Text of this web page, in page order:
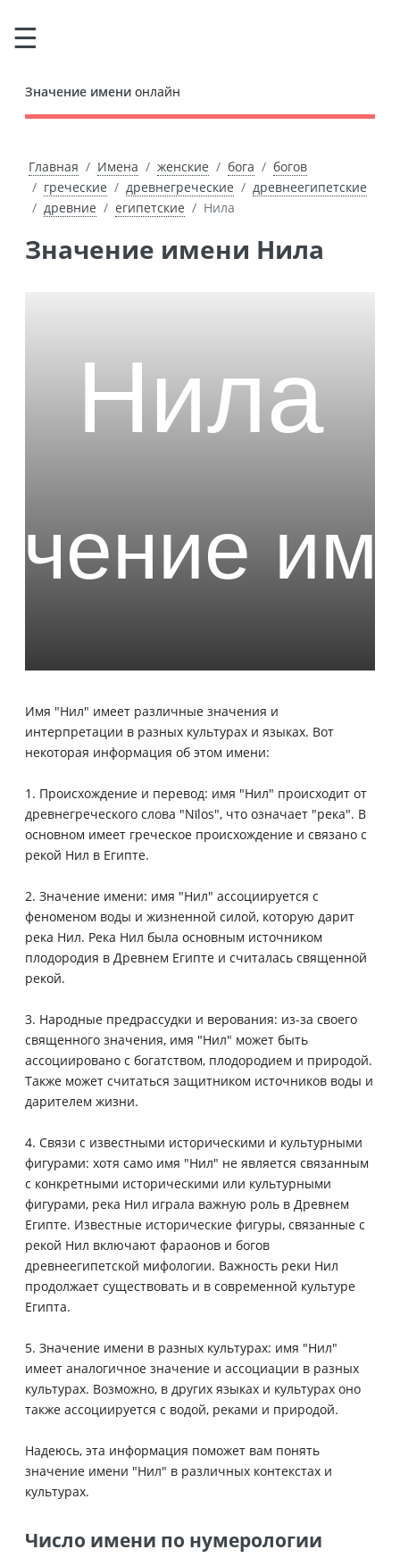
Значение имени онлайн
Главная Имена женские бога
богов
греческие
древнегреческие
древнеегипетские
древние
египетские Нила
Значение имени Нила
Имя "Нил" имеет различные значения и
интерпретации в разных культурах и языках. Вот
некоторая информация об этом имени:
1. Происхождение и перевод: имя "Нил" происходит от
древнегреческого слова "Nῑlos", что означает "река". В
основном имеет греческое происхождение и связано с
рекой Нил в Египте.
2. Значение имени: имя "Нил" ассоциируется с
феноменом воды и жизненной силой, которую дарит
река Нил. Река Нил была основным источником
плодородия в Древнем Египте и считалась священной
рекой.
3. Народные предрассудки и верования: из-за своего
священного значения, имя "Нил" может быть
ассоциировано с богатством, плодородием и природой.
Также может считаться защитником источников воды и
дарителем жизни.
4. Связи с известными историческими и культурными
фигурами: хотя само имя "Нил" не является связанным
с конкретными историческими или культурными
фигурами, река Нил играла важную роль в Древнем
Египте. Известные исторические фигуры, связанные с
рекой Нил включают фараонов и богов
древнеегипетской мифологии. Важность реки Нил
продолжает существовать и в современной культуре
Египта.
5. Значение имени в разных культурах: имя "Нил"
имеет аналогичное значение и ассоциации в разных
культурах. Возможно, в других языках и культурах оно
также ассоциируется с водой, реками и природой.
Надеюсь, эта информация поможет вам понять
значение имени "Нил" в различных контекстах и
культурах.
Число имени по нумерологии